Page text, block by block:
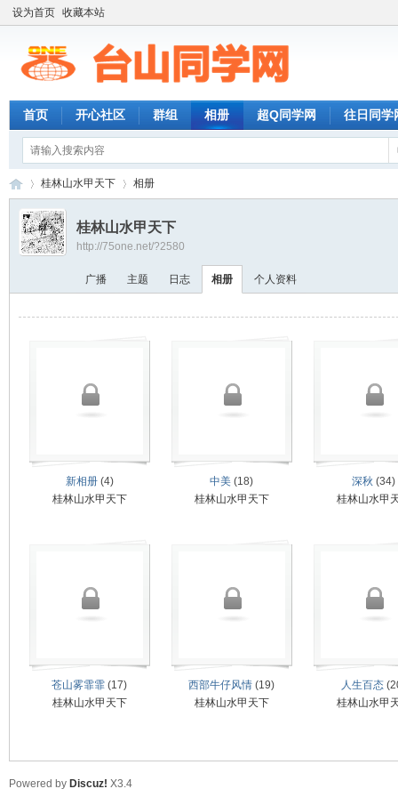
设为首页 收藏本站
首页 开心社区 群组 相册 超Q同学网 往日同学
›
桂林山水甲天下 相册
桂林山水甲天下
http://75one.net/?2580
广播 主题 日志 相册 个人资料
新相册(4)
桂林山水甲天下
中美 (18)
桂林山水甲天下
深秋 (34)
桂林山水甲
苍山雾霏霏 (17)
桂林山水甲天下
西部牛仔风情 (19)
桂林山水甲天下
人生百态
桂林山水甲
Powered by Discuz! X3.4